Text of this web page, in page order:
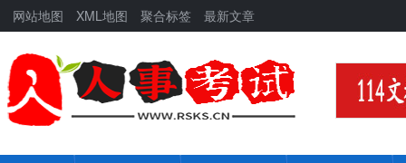
网站地图 XML地图 聚合标签 最新文章